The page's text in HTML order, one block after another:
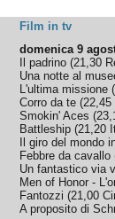
Film in tv
domenica 9
Il padrino (21,30
Una notte al
L'ultima missione (
Corro da te (22,45
Smokin' Aces (
Battleship (21,20
Il giro del mondo
Febbre da cavallo
Un fantastico via
Men of Honor -
Fantozzi (21,00
A proposito di